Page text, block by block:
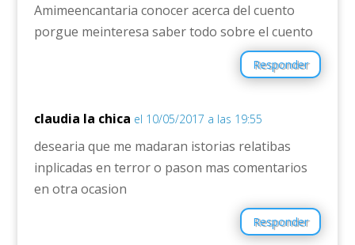
Amimeencantaria conocer acerca del cuento
porgue meinteresa saber todo sobre el cuento
Responder
claudia la chica el 10/05/2017 a las 19:55
desearia que me madaran istorias relatibas
inplicadas en terror o pason mas comentarios
en otra ocasion
Responder